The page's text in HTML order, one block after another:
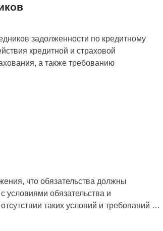
задолженности по кредитному
кредитной и страховой
а также требованию
что обязательства должны
условиями обязательства и
таких условий и требований …